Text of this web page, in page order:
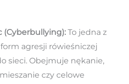
(Cyberbullying):To jedna z
agresji rówieśniczej
sieci. Obejmuje nękanie,
czy celowe